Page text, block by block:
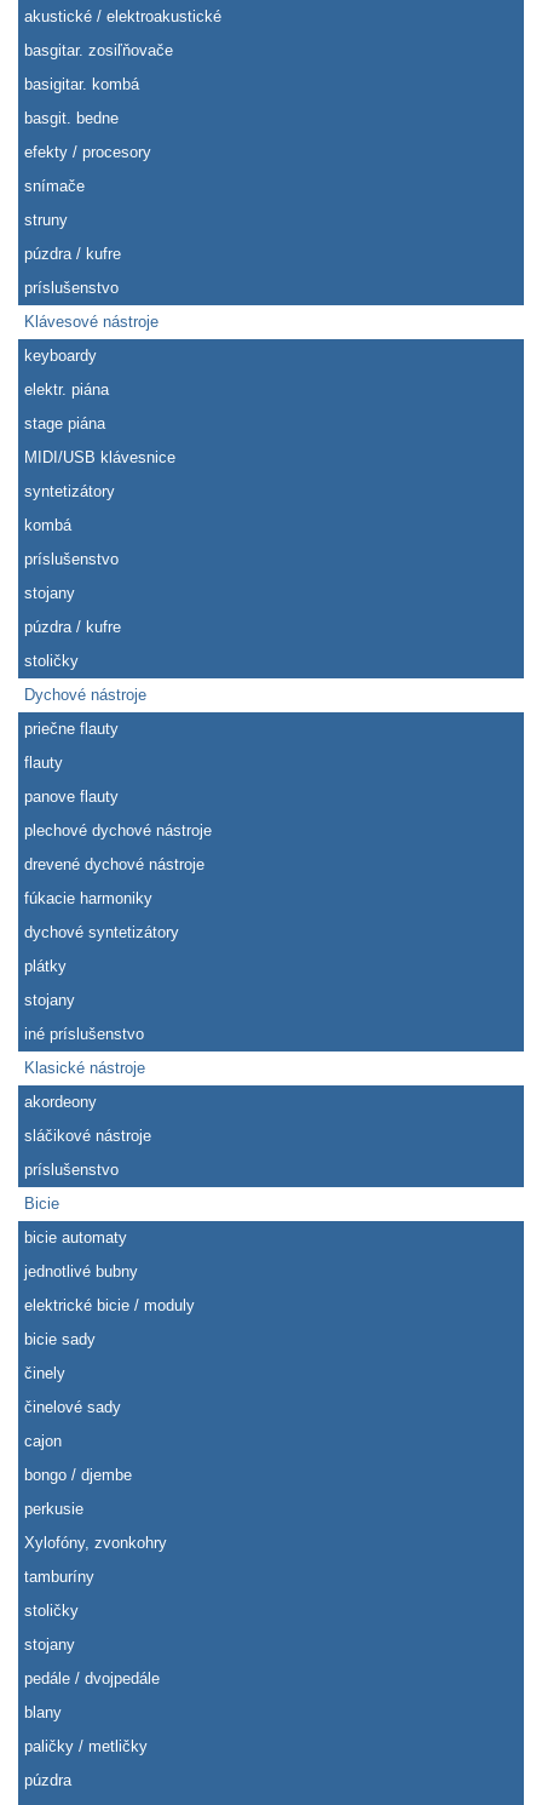
akustické / elektroakustické
basgitar. zosiľňovače
basigitar. kombá
basgit. bedne
efekty / procesory
snímače
struny
púzdra / kufre
príslušenstvo
Klávesové nástroje
keyboardy
elektr. piána
stage piána
MIDI/USB klávesnice
syntetizátory
kombá
príslušenstvo
stojany
púzdra / kufre
stoličky
Dychové nástroje
priečne flauty
flauty
panove flauty
plechové dychové nástroje
drevené dychové nástroje
fúkacie harmoniky
dychové syntetizátory
plátky
stojany
iné príslušenstvo
Klasické nástroje
akordeony
sláčikové nástroje
príslušenstvo
Bicie
bicie automaty
jednotlivé bubny
elektrické bicie / moduly
bicie sady
činely
činelové sady
cajon
bongo / djembe
perkusie
Xylofóny, zvonkohry
tamburíny
stoličky
stojany
pedále / dvojpedále
blany
paličky / metličky
púzdra